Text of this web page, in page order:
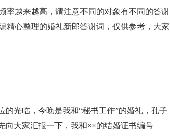
率越来越高，请注意不同的对象有不同的答谢
精心整理的婚礼新郎答谢词，仅供参考，大家
光临，今晚是我和“秘书工作”的婚礼，孔子
向大家汇报一下，我和××的结婚证书编号